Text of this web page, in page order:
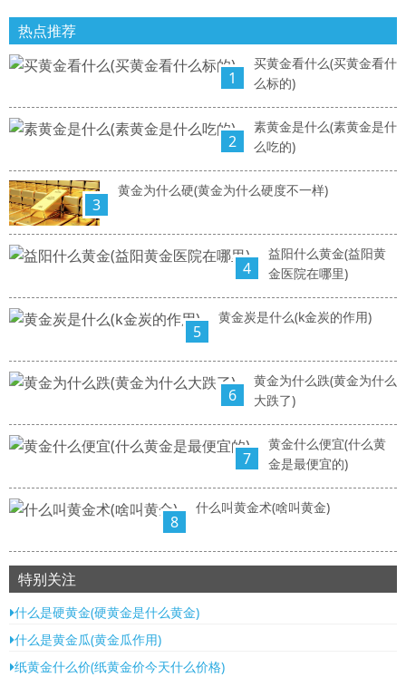
热点推荐
1
买黄金看什么(买黄金看什
么标的)
2
素黄金是什么(素黄金是什
么吃的)
3
黄金为什么硬(黄金为什么硬度不一样)
4
益阳什么黄金(益阳黄
金医院在哪里)
5
黄金炭是什么(k金炭的作用)
6
黄金为什么跌(黄金为什么
大跌了)
7
黄金什么便宜(什么黄
金是最便宜的)
8
什么叫黄金术(啥叫黄金)
特别关注
什么是硬黄金(硬黄金是什么黄金)
什么是黄金瓜(黄金瓜作用)
纸黄金什么价(纸黄金价今天什么价格)